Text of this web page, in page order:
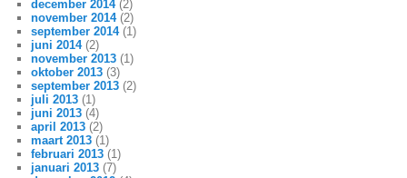
december 2014(2)
november 2014(2)
september 2014(1)
juni 2014(2)
november 2013 (1)
oktober 2013 (3)
september 2013 (2)
juli 2013 (1)
juni 2013 (4)
april 2013 (2)
maart 2013 (1)
februari 2013 (1)
januari 2013 (7)